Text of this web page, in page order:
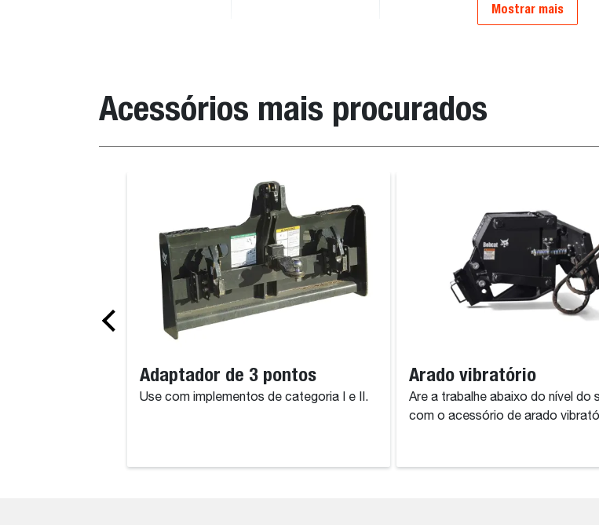
Mostrar mais
Acessórios mais procurados
Adaptador de 3 pontos
Use com implementos de categoria I e II.
Arado vibratório
Are a trabalhe abaixo do nível do
com o acessório de arado